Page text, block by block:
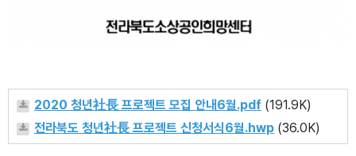
2020 청년社長 프로젝트 모집 안내6월.pdf (191.9K)
전라북도 청년社長 프로젝트 신청서식6월.hwp (36.0K)